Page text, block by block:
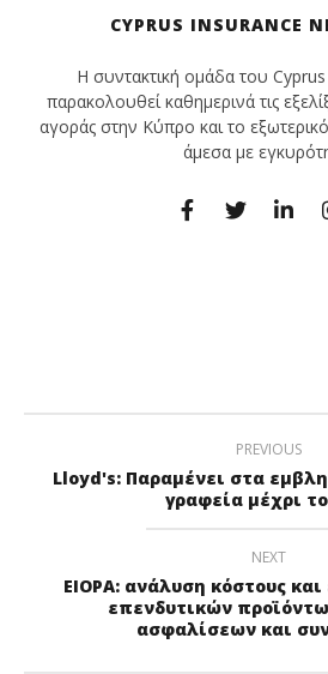
CYPRUS INSURANCE
Η συντακτική ομάδα του
παρακολουθεί καθημερινά τις
αγοράς στην Κύπρο και το εξωτερικό
άμεσα με
PREVIOUS
Lloyd's: Παραμένει στα
γραφεία μέχρι
NEXT
EIOPA: ανάλυση κόστους
επενδυτικών
ασφαλίσεων και